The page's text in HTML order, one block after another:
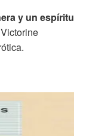
y un espíritu